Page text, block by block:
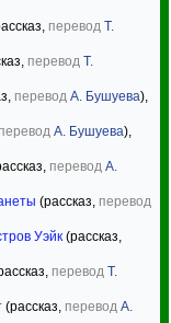
перевод Т.
перевод Т.
перевод А. Бушуева),
перевод А. Бушуева),
перевод А.
(рассказ, перевод
Уэйк (рассказ,
перевод Т.
(рассказ, перевод А.